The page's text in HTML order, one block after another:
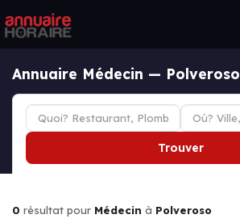
Annuaire Médecin — Polveroso
Trouver
0 résultat pour Médecin à Polveroso